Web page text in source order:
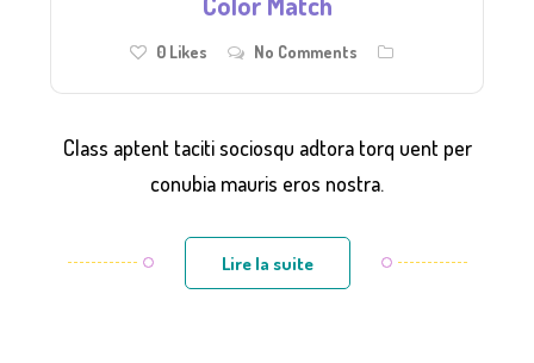
0 Likes No Comments
Class aptent taciti sociosqu adtora torq uent per
conubia mauris eros nostra.
Lire la suite